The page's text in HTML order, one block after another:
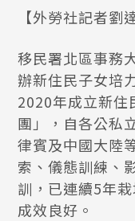
【外勞社記者劉
移民署北區事務
辦新住民子女培
2020年成立新住
團」，自各公私
律賓及中國大陸
索、儀態訓練、
訓，已連續5年
成效良好。